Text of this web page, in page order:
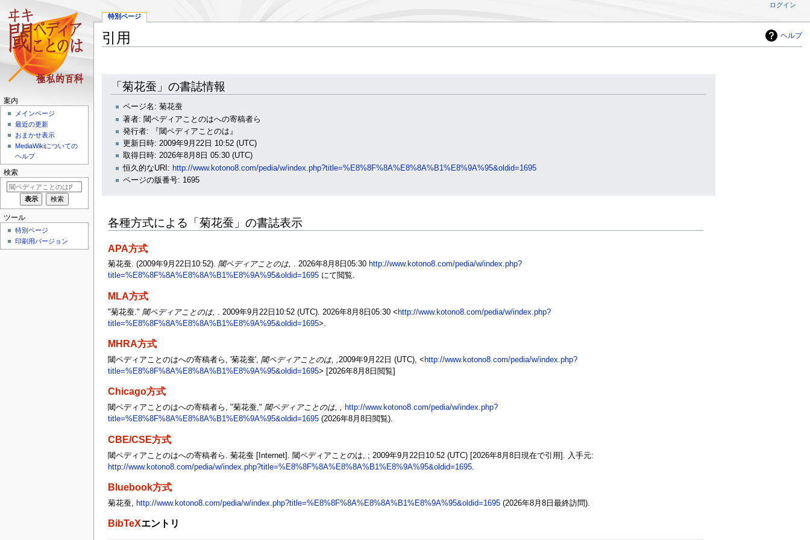
ヘルプ
引用
「菊花蚕」の書誌情報
ページ名: 菊花蚕
著者: 閾ペディアことのはへの寄稿者ら
発行者: 『閾ペディアことのは』
更新日時: 2009年9月22日 10:52 (UTC)
取得日時: 2026年8月8日 05:30 (UTC)
恒久的なURI: http://www.kotono8.com/pedia/w/index.php?title=%E8%8F%8A%E8%8A%B1%E8%9A%95&oldid=1695
ページの版番号: 1695
各種方式による「菊花蚕」の書誌表示
APA方式
菊花蚕. (2009年9月22日10:52). 閾ペディアことのは, . 2026年8月8日05:30 http://www.kotono8.com/pedia/w/index.php?
title=%E8%8F%8A%E8%8A%B1%E8%9A%95&oldid=1695にて閲覧.
MLA方式
"菊花蚕." 閾ペディアことのは, . 2009年9月22日10:52 (UTC). 2026年8月8日05:30 < http://www.kotono8.com/pedia/w/index.php?
title=%E8%8F%8A%E8%8A%B1%E8%9A%95&oldid=1695>.
MHRA方式
閾ペディアことのはへの寄稿者ら, '菊花蚕', 閾ペディアことのは, ,2009年9月22日 (UTC), < http://www.kotono8.com/pedia/w/index.php?
title=%E8%8F%8A%E8%8A%B1%E8%9A%95&oldid=1695> [2026年8月8日閲覧]
Chicago方式
閾ペディアことのはへの寄稿者ら, "菊花蚕," 閾ペディアことのは, , http://www.kotono8.com/pedia/w/index.php?
title=%E8%8F%8A%E8%8A%B1%E8%9A%95&oldid=1695(2026年8月8日閲覧).
CBE/CSE方式
閾ペディアことのはへの寄稿者ら. 菊花蚕 [Internet]. 閾ペディアことのは, ; 2009年9月22日10:52 (UTC) [2026年8月8日現在で引用]. 入手元:
http://www.kotono8.com/pedia/w/index.php?title=%E8%8F%8A%E8%8A%B1%E8%9A%95&oldid=1695.
Bluebook方式
菊花蚕, http://www.kotono8.com/pedia/w/index.php?title=%E8%8F%8A%E8%8A%B1%E8%9A%95&oldid=1695(2026年8月8日最終訪問).
BibTeXエントリ
特別ページ
ログイン
案内
メインページ
最近の更新
おまかせ表示
MediaWikiについての
ヘルプ
検索
ツール
特別ページ
印刷用バージョン